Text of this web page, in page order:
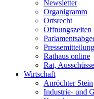
Newsletter
Organigramm
Ortsrecht
Öffnungszeiten
Rathaus online
Rat, Ausschüsse
Wirtschaft
Anröchter Stein
Industrie- und